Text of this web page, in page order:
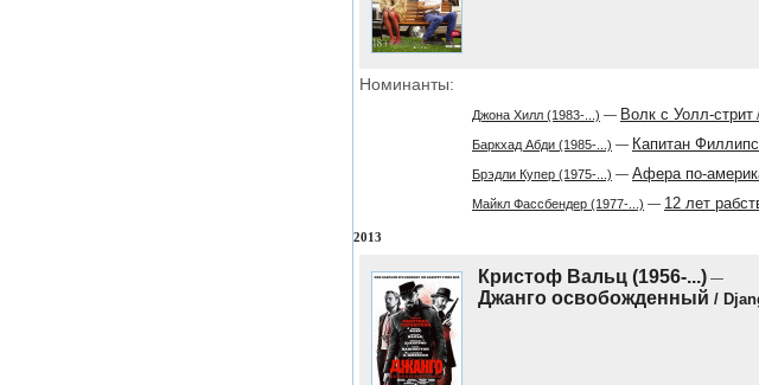
Номинанты:
Джона Хилл (1983-...) — Волк с Уолл-стрит
Баркхад Абди (1985-...) — Капитан Филлипс
Брэдли Купер (1975-...) — Афера по-
Майкл Фассбендер (1977-...) — 12 лет
2013
Кристоф Вальц (1956-...) —
Джанго освобожденный /